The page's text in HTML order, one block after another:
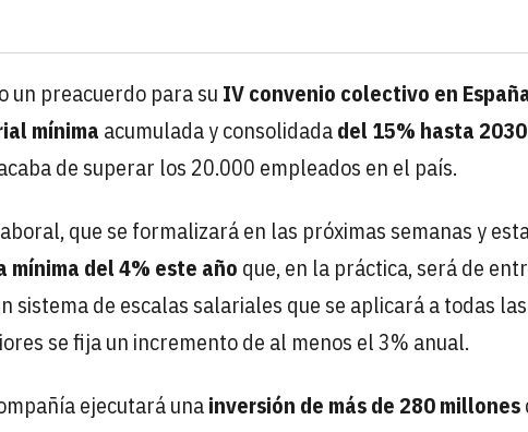
un preacuerdo para su IV convenio colectivo en
mínima acumulada y consolidadadel 15% hasta 2030
de superar los 20.000 empleados en el país.
que se formalizará en las próximas semanas y
mínima del 4% este año que, en la práctica, será de
sistema de escalas salariales que se aplicará a todas
se fija un incremento de al menos el 3% anual.
ejecutará unainversión de más de 280 millones